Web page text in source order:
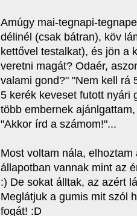
Amúgy mai-tegnapi-
délinél (csak bátran), köv
kettővel testalkat), és jön a
veretni magát? Odaér,
valami gond?" "Nem kell rá
5 kerék keveset futott nyári
több embernek
"Akkor írd a számom!"...
Most voltam nála,
állapotban vannak mint az
:) De sokat álltak, az azért
Meglátjuk a gumis mit szól
fogát! :D